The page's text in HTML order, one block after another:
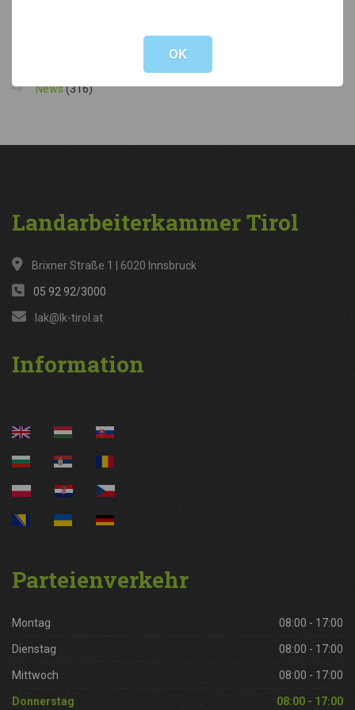
News(316)
LandarbeiterkammerTirol
Brixner Straße 1 | 6020 Innsbruck
05 92 92/3000
lak@lk-tirol.at
Information
Parteienverkehr
Montag 08:00 - 17:00
Dienstag 08:00 - 17:00
Mittwoch 08:00 - 17:00
Donnerstag 08:00 - 17:00
OK